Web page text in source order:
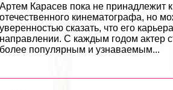
Артем Карасев пока не принадлежит
отечественного кинематографа, но
уверенностью сказать, что его
направлении. С каждым годом актер
более популярным и узнаваемым...